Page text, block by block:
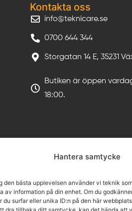
Hantera samtycke
den bästa upplevelsen använder vi teknik
av information på din enhet. Om du
du surfar eller unika ID:n på den här
Kontakta oss
info@teknicare.se
0700 644 344
Storgatan 14 E, 35231
Butiken är öppen
18:00.